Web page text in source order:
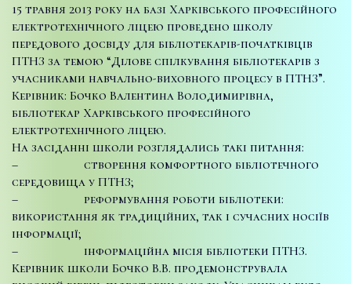
15 травня 2013 року на базі Харківського професійного
електротехнічного ліцею проведено школу
передового досвіду для бібліотекарів-початківців
ПТНЗ за темою “Ділове спілкування бібліотекарів з
учасниками навчально-виховного процесу в ПТНЗ”.
Керівник: Бочко Валентина Володимирівна,
бібліотекар Харківського професійного
електротехнічного ліцею.
На засіданні школи розглядались такі питання:
– створення комфортного бібліотечного
середовища у ПТНЗ;
– реформування роботи бібліотеки:
використання як традиційних, так і сучасних носіїв
інформації;
– інформаційна місія бібліотеки ПТНЗ.
Керівник школи Бочко В.В. продемонструвала